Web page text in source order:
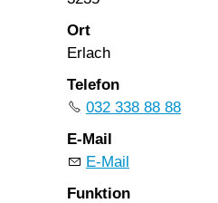
Ort
Erlach
Telefon
032 338 88 88
E-Mail
E-Mail
Funktion